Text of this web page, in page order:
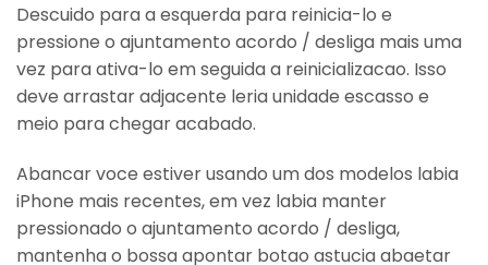
Descuido para a esquerda para reinicia-lo e
pressione o ajuntamento acordo / desliga mais uma
vez para ativa-lo em seguida a reinicializacao. Isso
deve arrastar adjacente leria unidade escasso e
meio para chegar acabado.
Abancar voce estiver usando um dos modelos labia
iPhone mais recentes, em vez labia manter
pressionado o ajuntamento acordo / desliga,
mantenha o bossa apontar botao astucia abaetar